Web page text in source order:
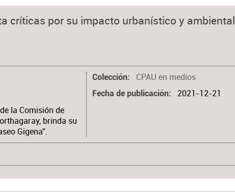
críticas por su impacto urbanístico y ambiental
la Comisión de
brinda su
Gigena”.
Colección CPAU en medios
Fecha de publicación 2021-12-21